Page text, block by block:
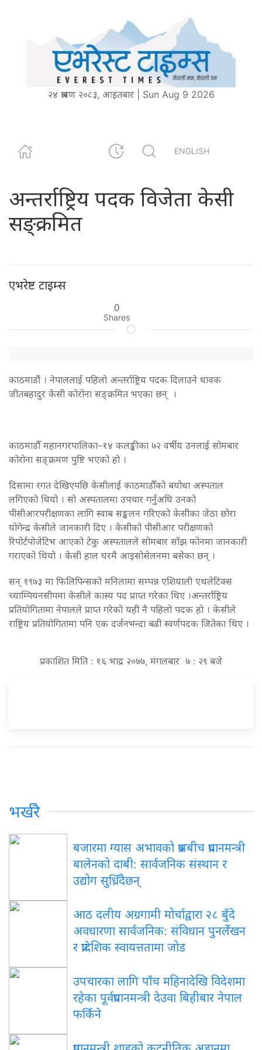
२४ श्रावण २०८३, आइतबार | Sun Aug 9 2026
ENGLISH
अन्तर्राष्ट्रिय पदक विजेता केसी
सङ्क्रमित
एभरेष्ट टाइम्स
0
Shares
काठमाडौं । नेपाललाई पहिलो अन्तर्राष्ट्रिय पदक दिलाउने धावक
जीतबहादुर केसी कोरोना सङ्क्रमित भएका छन् ।
काठमाडौँ महानगरपालिका–१४ कलङ्कीका ७२ वर्षीय उनलाई सोमबार
कोरोना सङ्क्रमण पुष्टि भएको हो ।
दिसामा रगत देखिएपछि केसीलाई काठमाडौँको बयोधा अस्पताल
लगिएको थियो । सो अस्पतालमा उपचार गर्नुअघि उनको
पीसीआरपरीक्षणका लागि स्वाब सङ्कलन गरिएको केसीका जेठा छोरा
योगेन्द्र केसीले जानकारी दिए । केसीको पीसीआर परीक्षणको
रिपोर्टपोजेटिभ आएको टेकु अस्पतालले सोमबार साँझ फोनमा जानकारी
गराएको थियो । केसी हाल घरमै आइसोसेलनमा बसेका छन् ।
सन् १९७३ मा फिलिपिन्सको मनिलामा सम्पन्न एशियाली एथलेटिक्स
च्याम्पियनसीपमा केसीले कास्य पद प्राप्त गरेका थिए ।अन्तर्राष्ट्रिय
प्रतियोगितामा नेपालले प्राप्त गरेको यही नै पहिलो पदक हो । केसीले
राष्ट्रिय प्रतियोगितामा पनि एक दर्जनभन्दा बढी स्वर्णपदक जितेका थिए ।
प्रकाशित मिति : १६ भाद्र २०७७, मंगलबार ७ : २९ बजे
भर्खरै
बजारमा ग्यास अभावको प्रश्नबीच प्रधानमन्त्री
बालेनको दाबी: सार्वजनिक संस्थान र
उद्योग सुध्रिँदैछन्
आठ दलीय अग्रगामी मोर्चाद्वारा २८ बुँदे
अवधारणा सार्वजनिक: संविधान पुनर्लेखन
र प्रादेशिक स्वायत्ततामा जोड
उपचारका लागि पाँच महिनादेखि विदेशमा
रहेका पूर्वप्रधानमन्त्री देउवा बिहीबार नेपाल
फर्किने